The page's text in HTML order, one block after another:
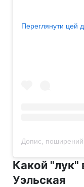
Переглянути цей
Какой "лук"
Уэльская